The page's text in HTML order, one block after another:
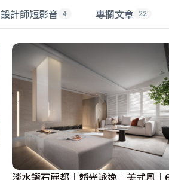
設計師短影音 4 專欄文章 22